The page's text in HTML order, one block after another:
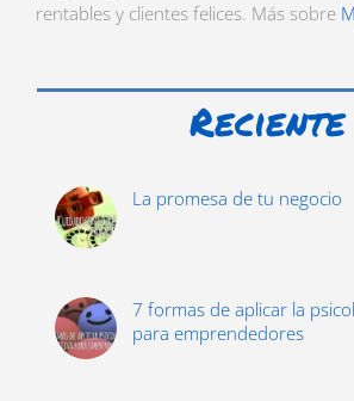
rentables y clientes felices. Más sobre
Reciente
La promesa de tu negocio
7 formas de aplicar la
para emprendedores